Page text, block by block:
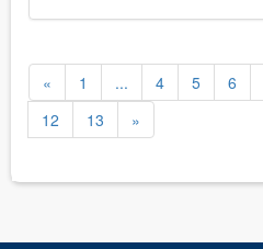
« 1 ... 4 5 6
12
13 »